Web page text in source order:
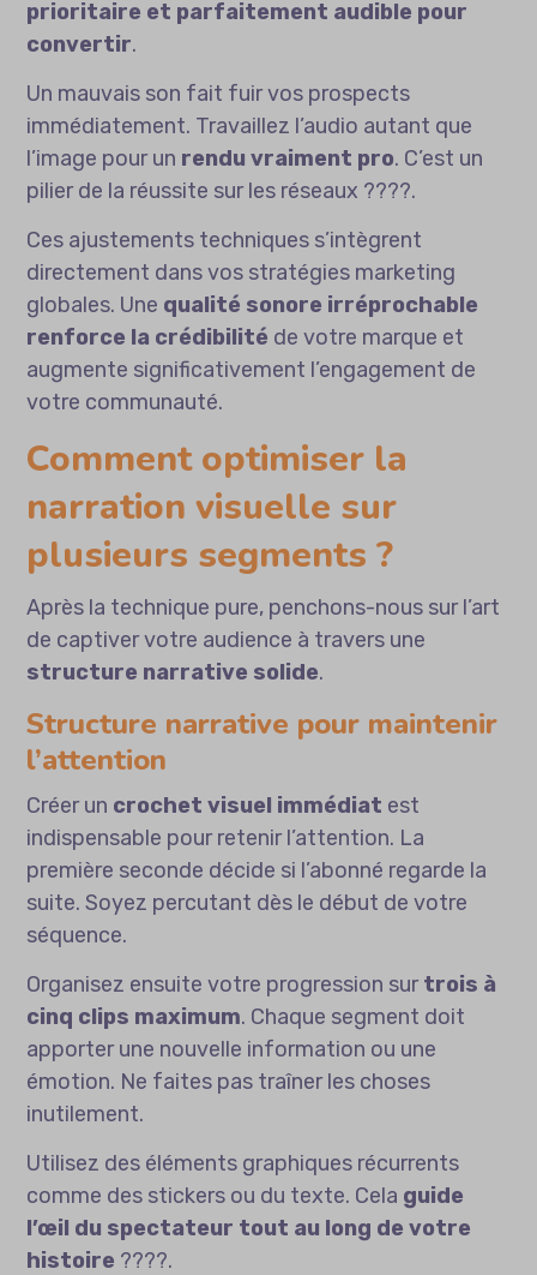
prioritaire et parfaitement audible pour
convertir.
Un mauvais son fait fuir vos prospects
immédiatement. Travaillez l’audio autant que
l’image pour un rendu vraiment pro. C’est un
pilier de la réussite sur les réseaux ????️.
Ces ajustements techniques s’intègrent
directement dans vos stratégies marketing
globales. Une qualité sonore irréprochable
renforce la crédibilité de votre marque et
augmente significativement l’engagement de
votre communauté.
Comment optimiser la
narration visuelle sur
plusieurs segments ?
Après la technique pure, penchons-nous sur l’art
de captiver votre audience à travers une
structure narrative solide.
Structure narrative pour maintenir
l’attention
Créer un crochet visuel immédiat est
indispensable pour retenir l’attention. La
première seconde décide si l’abonné regarde la
suite. Soyez percutant dès le début de votre
séquence.
Organisez ensuite votre progression surtrois à
cinq clips maximum. Chaque segment doit
apporter une nouvelle information ou une
émotion. Ne faites pas traîner les choses
inutilement.
Utilisez des éléments graphiques récurrents
comme des stickers ou du texte. Cela guide
l’œil du spectateur tout au long de votre
histoire ????.